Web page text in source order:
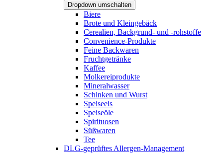
Dropdown umschalten
Biere
Brote und Kleingebäck
Cerealien, Backgrund- und -rohstoffe
Convenience-Produkte
Feine Backwaren
Fruchtgetränke
Kaffee
Molkereiprodukte
Mineralwasser
Schinken und Wurst
Speiseeis
Speiseöle
Spirituosen
Süßwaren
Tee
DLG-geprüftes Allergen-Management